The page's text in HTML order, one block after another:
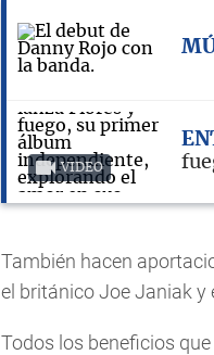
VIDEO
También hacen
el británico Joe Janiak y
Todos los beneficios